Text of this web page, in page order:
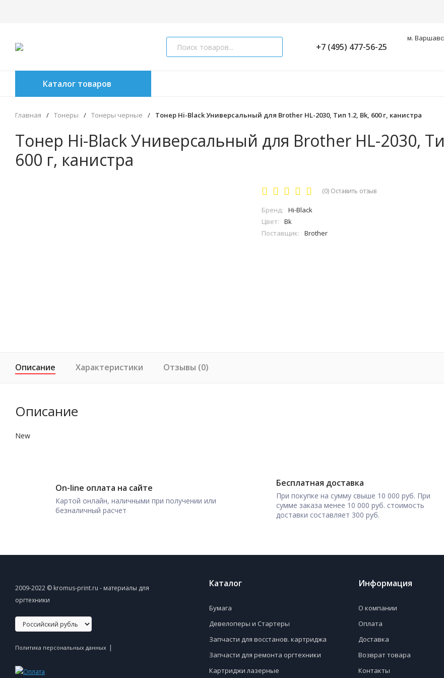
+7 (495) 477-56-25
м.
Каталог товаров
Главная / Тонеры / Тонеры черные / Тонер Hi-Black Универсальный для Brother HL-2030, Тип 1.2, Bk, 600 г, канистра
Тонер Hi-Black Универсальный для Brother HL-2030,
600 г, канистра
(0) Оставить отзыв
Бренд:
Hi-Black
Цвет:
Bk
Поставщик:
Brother
Описание Характеристики Отзывы (0)
Описание
New
On-line оплата на сайте
Картой онлайн, наличными при получении или
безналичный расчет
Бесплатная доставка
При покупке на сумму свыше 10 000 руб. При
сумме заказа менее 10 000 руб. стоимость
доставки составляет 300 руб.
2009-2022 © kromus-print.ru - материалы для
оргтехники
Политика персональных данных |
Каталог
Бумага
Девелоперы и Стартеры
Запчасти для восстанов. картриджа
Запчасти для ремонта оргтехники
Картриджи лазерные
Информация
О компании
Оплата
Доставка
Возврат товара
Контакты